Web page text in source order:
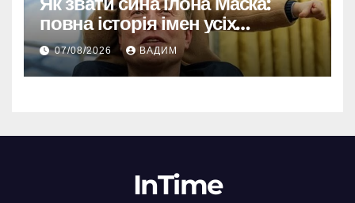
повна історія імен усіх
хлопчиків мільярдера
07/08/2026 ВАДИМ
InTime